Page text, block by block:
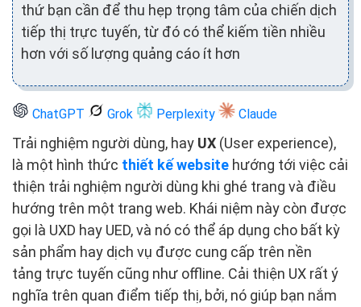
thứ bạn cần để thu hẹp trọng tâm của chiến dịch
tiếp thị trực tuyến, từ đó có thể kiếm tiền nhiều
hơn với số lượng quảng cáo ít hơn
ChatGPT Grok Perplexity Claude
Trải nghiệm người dùng, hay UX (User experience),
là một hình thức thiết kế website hướng tới việc cải
thiện trải nghiệm người dùng khi ghé trang và điều
hướng trên một trang web. Khái niệm này còn được
gọi là UXD hay UED, và nó có thể áp dụng cho bất kỳ
sản phẩm hay dịch vụ được cung cấp trên nền
tảng trực tuyến cũng như offline. Cải thiện UX rất ý
nghĩa trên quan điểm tiếp thị, bởi, nó giúp bạn nắm